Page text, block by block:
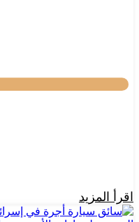
اقرأ المزيد